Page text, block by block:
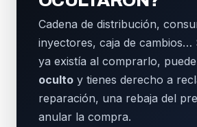
Cadena de distribución,
inyectores, caja de cambios…
ya existía al comprarlo,
oculto y tienes derecho a
reparación, una rebaja del
anular la compra.